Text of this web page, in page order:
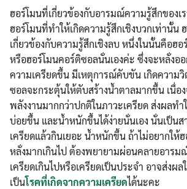
ฮอร์โมนที่เกี่ยวข้องกับอารมณ์ความรู้สึกของเ
ฮอร์โมนที่ทำให้เกิดความรู้สึกเชิงบวกเท่านั้น
เกี่ยวข้องกับความรู้สึกเชิงลบ หนึ่งในนั้นคือฮอ
หรือฮอร์โมนคอร์ติซอลนั่นเองค่ะ ซึ่งจะหลั่งออ
ความเครียดขึ้น มีเหตุการณ์คับขัน เกิดความ
ซอลจะกระตุ้นให้ตับสร้างน้ำตาลมากขึ้น เนื่อง
พลังงานมากกว่าปกติในภาวะเครียด ส่งผลทำ
บ่อยขึ้น และน้ำหนักขึ้นได้ง่ายนั่นเอง นั่นเป็นส
เครียดแล้วกินเยอะ น้ำหนักขึ้น ถ้าไม่อยากให้
หลั่งมากเกินไป ต้องพยายามผ่อนคลายอารม
เครียดเกินไปหรือเครียดเป็นประจำ อาจส่งผล
เป็นโรคที่เกิดจากความเครียดได้นะคะ